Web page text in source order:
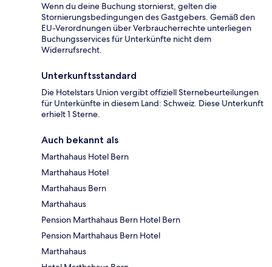
Wenn du deine Buchung stornierst, gelten die
Stornierungsbedingungen des Gastgebers. Gemäß den
EU-Verordnungen über Verbraucherrechte unterliegen
Buchungsservices für Unterkünfte nicht dem
Widerrufsrecht.
Unterkunftsstandard
Die Hotelstars Union vergibt offiziell Sternebeurteilungen
für Unterkünfte in diesem Land: Schweiz. Diese Unterkunft
erhielt 1 Sterne.
Auch bekannt als
Marthahaus Hotel Bern
Marthahaus Hotel
Marthahaus Bern
Marthahaus
Pension Marthahaus Bern Hotel Bern
Pension Marthahaus Bern Hotel
Marthahaus